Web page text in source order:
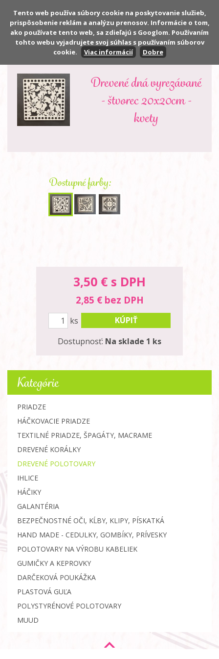
Počet:0 ks
Cena: 0,00 €
Drevené dná vyrezávané
- štvorec 20x20cm -
kvety
Dostupné farby:
3,50 € s DPH
2,85 € bez DPH
ks
KÚPIŤ
Dostupnosť: Na sklade 1 ks
Kategórie
PRIADZE
HÁČKOVACIE PRIADZE
TEXTILNÉ PRIADZE, ŠPAGÁTY, MACRAME
DREVENÉ KORÁLKY
DREVENÉ POLOTOVARY
IHLICE
HÁČIKY
GALANTÉRIA
BEZPEČNOSTNÉ OČI, KĹBY, KLIPY, PÍSKATKÁ
HAND MADE - CEDULKY, GOMBÍKY, PRÍVESKY
POLOTOVARY NA VÝROBU KABELIEK
GUMIČKY A KEPROVKY
DARČEKOVÁ POUKÁŽKA
PLASTOVÁ GUĽA
POLYSTYRÉNOVÉ POLOTOVARY
MUUD
Tento web používa súbory cookie na poskytovanie služieb,
prispôsobenie reklám a analýzu prenosov. Informácie o tom,
ako používate tento web, sa zdieľajú s Googlom. Používaním
tohto webu vyjadrujete svoj súhlas s používaním súborov
cookie.
Viac informácií Dobre